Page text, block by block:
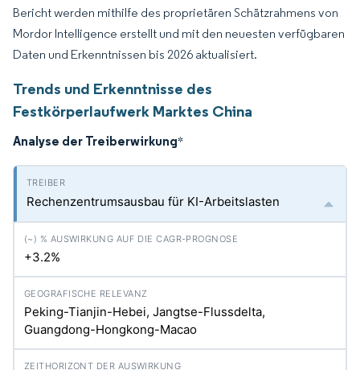
Bericht werden mithilfe des proprietären Schätzrahmens von
Mordor Intelligence erstellt und mit den neuesten verfügbaren
Daten und Erkenntnissen bis 2026 aktualisiert.
Trends und Erkenntnisse des
Festkörperlaufwerk Marktes China
Analyse der Treiberwirkung*
Rechenzentrumsausbau für KI-Arbeitslasten
+3.2%
Peking-Tianjin-Hebei, Jangtse-Flussdelta,
Guangdong-Hongkong-Macao